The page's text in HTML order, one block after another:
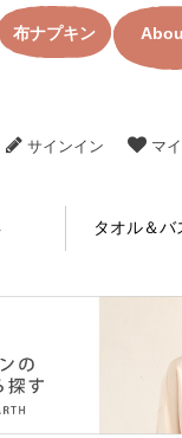
布ナプキン
サインイン マイ
タオル＆バ